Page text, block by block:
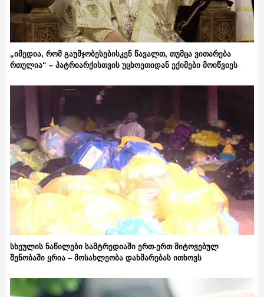
„იმედია, რომ გაუმჯობესებისკენ წავალთ, თუმცა ვითარება
რთულია“ – პატრიარქისთვის უცხოეთიდან ექიმები მოიწვიეს
სხეულის ნაწილები სამტრედიაში ერთ-ერთ მიტოვებულ
შენობაში ყრია – მოსახლეობა დახმარებას ითხოვს